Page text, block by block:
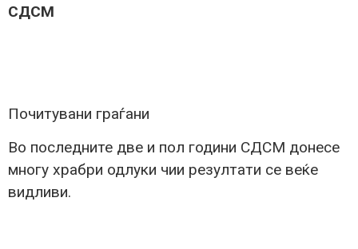
СДСМ
Почитувани граѓани
Во последните две и пол години СДСМ донесе
многу храбри одлуки чии резултати се веќе
видливи.